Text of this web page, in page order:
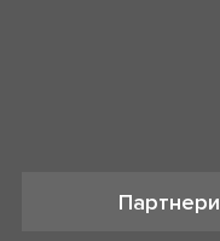
Партнери